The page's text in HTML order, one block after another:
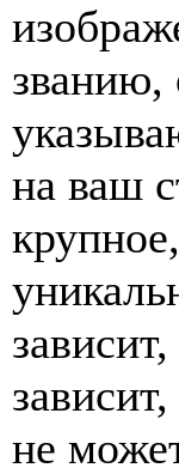
званию,
на ваш
не